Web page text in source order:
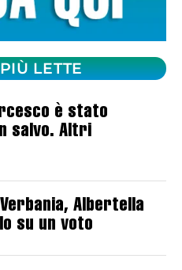
LETTE
è stato
salvo. Altri
Albertella
su un voto